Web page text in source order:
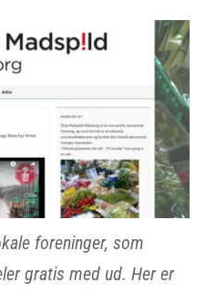
foreninger, som
gratis med ud. Her er